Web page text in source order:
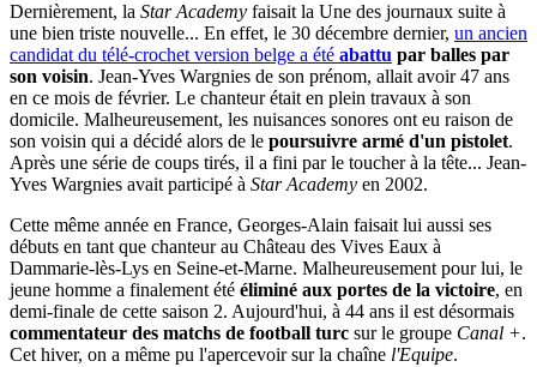
Dernièrement, la Star Academy faisait la Une des journaux suite à
une bien triste nouvelle... En effet, le 30 décembre dernier, un ancien
candidat du télé-crochet version belge a été abattu par balles par
son voisin. Jean-Yves Wargnies de son prénom, allait avoir 47 ans
en ce mois de février. Le chanteur était en plein travaux à son
domicile. Malheureusement, les nuisances sonores ont eu raison de
son voisin qui a décidé alors de le poursuivre armé d'un pistolet.
Après une série de coups tirés, il a fini par le toucher à la tête... Jean-
Yves Wargnies avait participé à Star Academy en 2002.
Cette même année en France, Georges-Alain faisait lui aussi ses
débuts en tant que chanteur au Château des Vives Eaux à
Dammarie-lès-Lys en Seine-et-Marne. Malheureusement pour lui, le
jeune homme a finalement été éliminé aux portes de la victoire, en
demi-finale de cette saison 2. Aujourd'hui, à 44 ans il est désormais
commentateur des matchs de football turc sur le groupe Canal +.
Cet hiver, on a même pu l'apercevoir sur la chaîne l'Equipe.